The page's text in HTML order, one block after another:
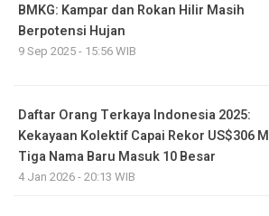
BMKG: Kampar dan Rokan Hilir Masih
Berpotensi Hujan
9 Sep 2025 - 15:56 WIB
Daftar Orang Terkaya Indonesia 2025:
Kekayaan Kolektif Capai Rekor US$306
Tiga Nama Baru Masuk 10 Besar
4 Jan 2026 - 20:13 WIB